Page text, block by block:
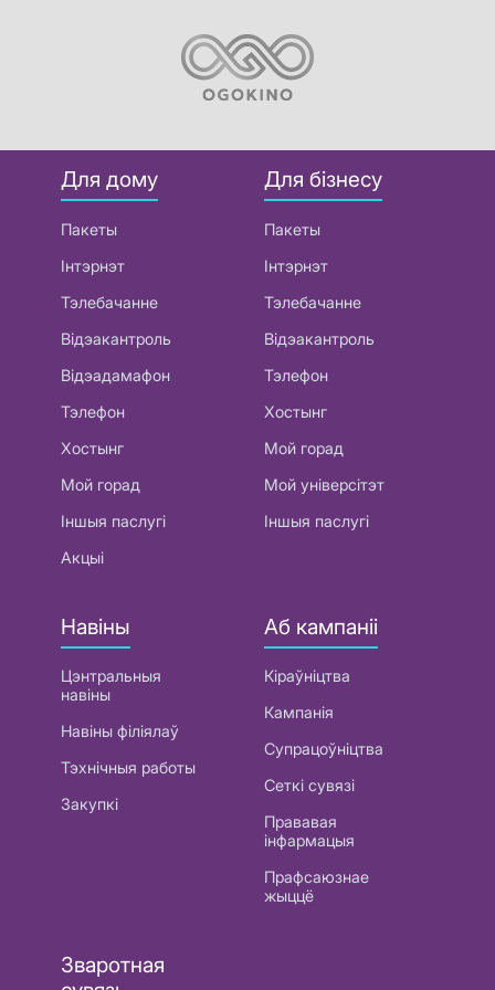
Для дому
Пакеты
Інтэрнэт
Тэлебачанне
Відэакантроль
Відэадамафон
Тэлефон
Хостынг
Мой горад
Іншыя паслугі
Акцыі
Для бізнесу
Пакеты
Інтэрнэт
Тэлебачанне
Відэакантроль
Тэлефон
Хостынг
Мой горад
Мой універсітэт
Іншыя паслугі
Навіны
Цэнтральныя
навіны
Навіны філіялаў
Тэхнічныя работы
Закупкі
Аб кампаніі
Кіраўніцтва
Кампанія
Супрацоўніцтва
Сеткі сувязі
Прававая
інфармацыя
Прафсаюзнае
жыццё
Зваротная